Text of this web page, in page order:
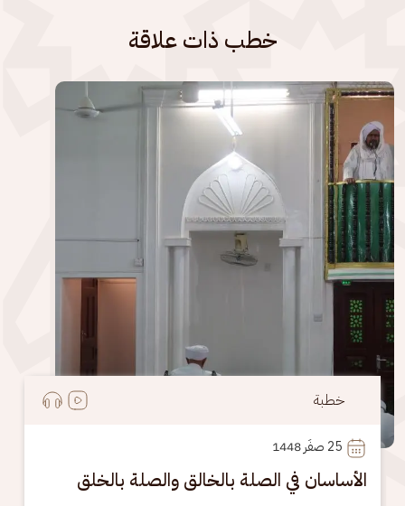
خطب ذات علاقة
الصورة
خطبة
25 صفَر 1448
الأساسان في الصلة بالخالق والصلة بالخلق